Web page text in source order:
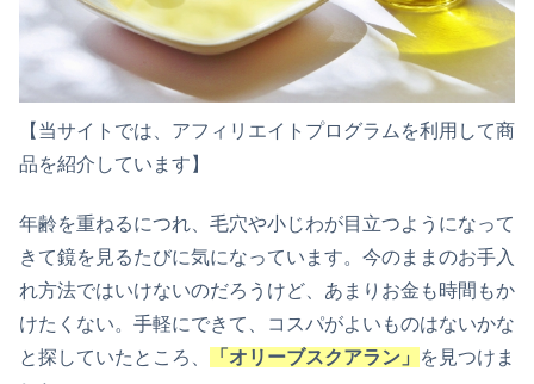
【当サイトでは、アフィリエイトプログラムを利用して商
品を紹介しています】
年齢を重ねるにつれ、毛穴や小じわが目立つようになって
きて鏡を見るたびに気になっています。今のままのお手入
れ方法ではいけないのだろうけど、あまりお金も時間もか
けたくない。手軽にできて、コスパがよいものはないかな
と探していたところ、
「オリーブスクアラン」
を見つけま